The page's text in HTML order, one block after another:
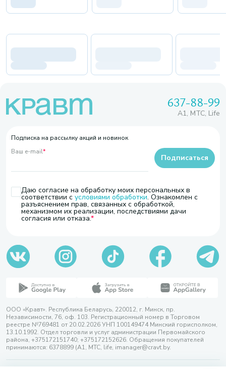
637-88-99
A1, МТС, Life
Подписка на рассылку акций и новинок
Ваш e-mail*
Даю согласие на обработку моих персональных в
соответствии с условиями обработки. Ознакомлен с
разъяснением прав, связанных с обработкой,
механизмом их реализации, последствиями дачи
согласия или отказа.
Подписаться
ООО «Кравт». Республика Беларусь, 220012, г. Минск, пр.
Независимости, 76, оф. 103. Регистрационный номер в Торговом
реестре №769481 от 20.02.2026 УНП 100149474 Минский горисполком,
13.10.1992. Отдел торговли и услуг администрации Первомайского
района, +375172151740; +375172152626. Обращения покупателей
принимаются: 6378899 (А1, МТС, life, imanager@cravt.by.